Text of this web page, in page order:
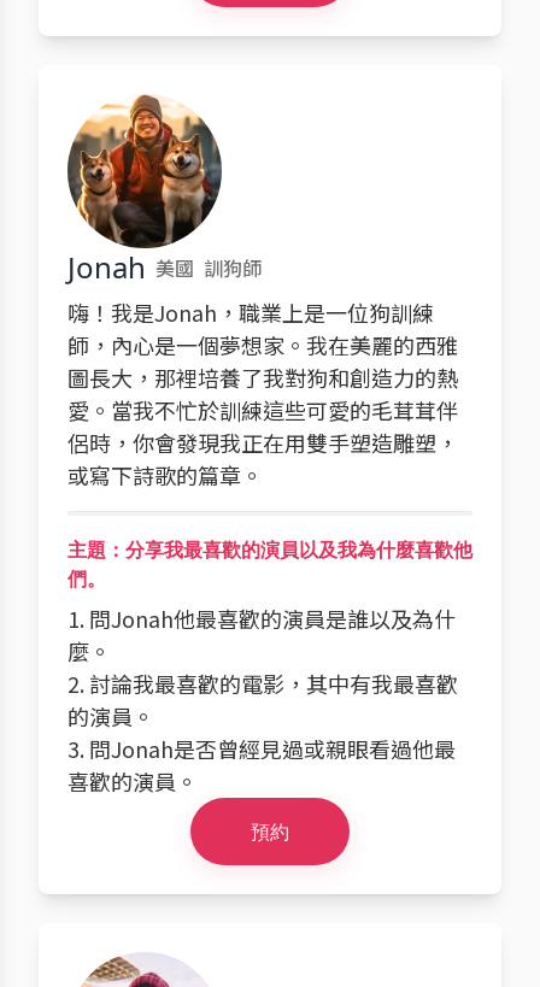
Jonah 美國 訓狗師
嗨！我是Jonah，職業上是一位狗訓練
師，內心是一個夢想家。我在美麗的西雅
圖長大，那裡培養了我對狗和創造力的熱
愛。當我不忙於訓練這些可愛的毛茸茸伴
侶時，你會發現我正在用雙手塑造雕塑，
或寫下詩歌的篇章。
主題：分享我最喜歡的演員以及我為什麼喜歡他
們。
1. 問Jonah他最喜歡的演員是誰以及為什
麼。
2. 討論我最喜歡的電影，其中有我最喜歡
的演員。
3. 問Jonah是否曾經見過或親眼看過他最
喜歡的演員。
預約